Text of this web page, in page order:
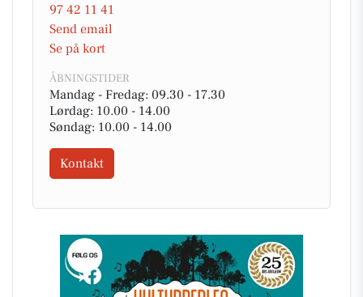
97 42 11 41
Send email
Se på kort
ÅBNINGSTIDER
Mandag - Fredag: 09.30 - 17.30
Lørdag: 10.00 - 14.00
Søndag: 10.00 - 14.00
Kontakt